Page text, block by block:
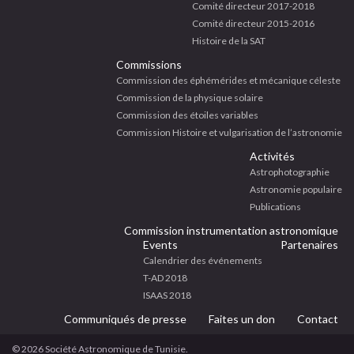
Comité directeur 2017-2018
Comité directeur 2015-2016
Histoire de la SAT
Commissions
Commission des éphémérides et mécanique céleste
Commission de la physique solaire
Commission des étoiles variables
Commission Histoire et vulgarisation de l’astronomie
Activités
Astrophotographie
Astronomie populaire
Publications
Commission instrumentation astronomique
Events
Calendrier des événements
T-AD 2018
ISAAS 2018
Partenaires
Communiqués de presse Faites un don Contact
© 2026 Société Astronomique de Tunisie.